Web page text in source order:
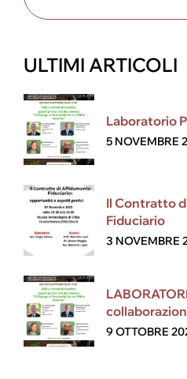
ULTIMI ARTICOLI
Laboratorio
5 NOVEMBRE
Il Contratto
Fiduciario
3 NOVEMBRE
9 OTTOBRE